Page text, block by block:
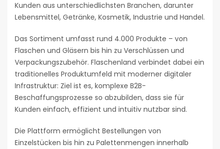
Kunden aus unterschiedlichsten Branchen, darunter
Lebensmittel, Getränke, Kosmetik, Industrie und Handel.
Das Sortiment umfasst rund 4.000 Produkte – von
Flaschen und Gläsern bis hin zu Verschlüssen und
Verpackungszubehör. Flaschenland verbindet dabei ein
traditionelles Produktumfeld mit moderner digitaler
Infrastruktur: Ziel ist es, komplexe B2B-
Beschaffungsprozesse so abzubilden, dass sie für
Kunden einfach, effizient und intuitiv nutzbar sind.
Die Plattform ermöglicht Bestellungen von
Einzelstücken bis hin zu Palettenmengen innerhalb